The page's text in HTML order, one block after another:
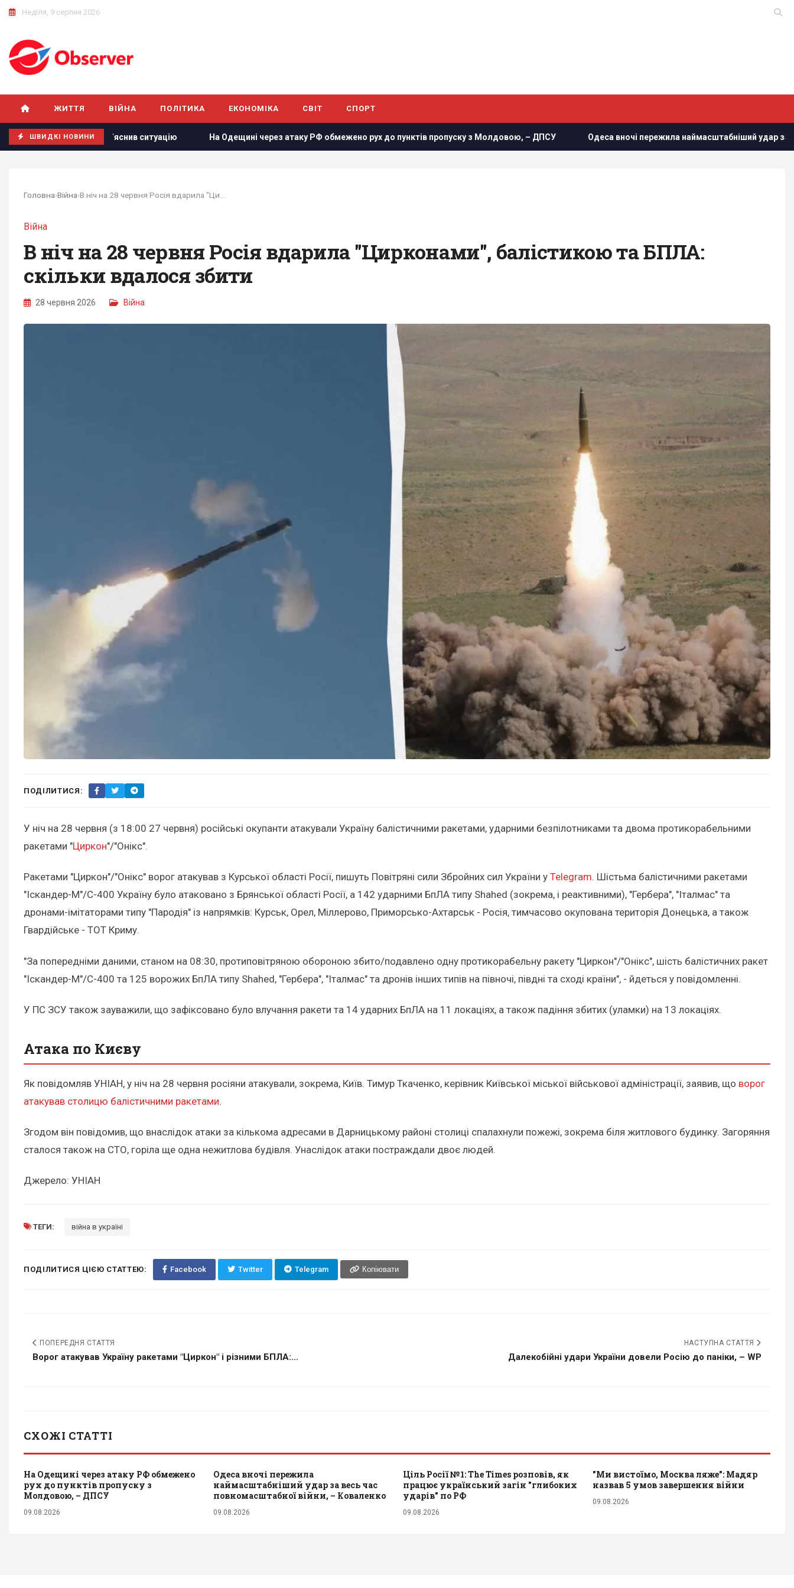
Неділя, 9 серпня 2026
ЖИТТЯ ВІЙНА ПОЛІТИКА ЕКОНОМІКА СВІТ СПОРТ
ШВИДКІ НОВИНИ
посол роз’яснив ситуацію На Одещині через атаку РФ обмежено рух до пунктів пропуску з Молдовою, – ДПСУ Одеса вночі пережила наймасштабніший удар за весь час
Головна›Війна›
Війна
В ніч на 28 червня Росія вдарила "Цирконами", балістикою та БПЛА:
скільки вдалося збити
28 червня 2026 Війна
ПОДІЛИТИСЯ:
У ніч на 28 червня (з 18:00 27 червня) російські окупанти атакували Україну балістичними ракетами, ударними безпілотниками та двома протикорабельними
ракетами "Циркон"/"Онікс".
Ракетами "Циркон"/"Онікс" ворог атакував з Курської області Росії, пишуть Повітряні сили Збройних сил України у Telegram. Шістьма балістичними ракетами
"Іскандер-М"/С-400 Україну було атаковано з Брянської області Росії, а 142 ударними БпЛА типу Shahed (зокрема, і реактивними), "Гербера", "Італмас" та
дронами-імітаторами типу "Пародія" із напрямків: Курськ, Орел, Міллерово, Приморсько-Ахтарськ - Росія, тимчасово окупована територія Донецька, а також
Гвардійське - ТОТ Криму.
"За попередніми даними, станом на 08:30, протиповітряною обороною збито/подавлено одну протикорабельну ракету "Циркон"/"Онікс", шість балістичних ракет
"Іскандер-М"/С-400 та 125 ворожих БпЛА типу Shahed, "Гербера", "Італмас" та дронів інших типів на півночі, півдні та сході країни", - йдеться у повідомленні.
У ПС ЗСУ також зауважили, що зафіксовано було влучання ракети та 14 ударних БпЛА на 11 локаціях, а також падіння збитих (уламки) на 13 локаціях.
Атака по Києву
Як повідомляв УНІАН, у ніч на 28 червня росіяни атакували, зокрема, Київ. Тимур Ткаченко, керівник Київської міської військової адміністрації, заявив, що ворог
атакував столицю балістичними ракетами.
Згодом він повідомив, що внаслідок атаки за кількома адресами в Дарницькому районі столиці спалахнули пожежі, зокрема біля житлового будинку. Загоряння
сталося також на СТО, горіла ще одна нежитлова будівля. Унаслідок атаки постраждали двоє людей.
Джерело: УНІАН
ТЕГИ: війна в україні
ПОДІЛИТИСЯ ЦІЄЮ СТАТТЕЮ: Facebook Twitter Telegram Копіювати
ПОПЕРЕДНЯ СТАТТЯ
Ворог атакував Україну ракетами "Циркон" і різними БПЛА:...
НАСТУПНА СТАТТЯ
Далекобійні удари України довели Росію до паніки, – WP
СХОЖІ СТАТТІ
На Одещині через атаку РФ обмежено
рух до пунктів пропуску з
Молдовою, – ДПСУ
09.08.2026
Одеса вночі пережила
наймасштабніший удар за весь час
повномасштабної війни, – Коваленко
09.08.2026
Ціль Росії №1: The Times розповів, як
працює український загін "глибоких
ударів" по РФ
09.08.2026
"Ми вистоїмо, Москва ляже": Мадяр
назвав 5 умов завершення війни
09.08.2026